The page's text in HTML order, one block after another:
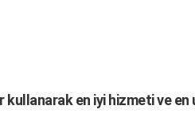
kullanarak en iyi hizmeti ve